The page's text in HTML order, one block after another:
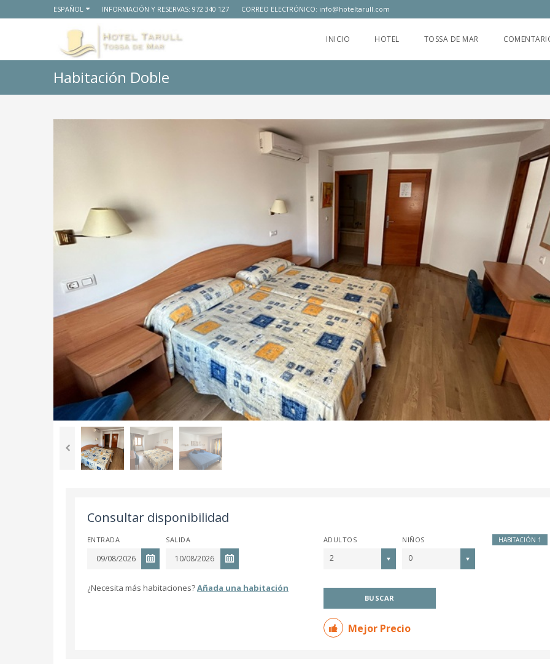
ESPAÑOL INFORMACIÓN Y RESERVAS: 972 340 127 CORREO ELECTRÓNICO: info@hoteltarull.com
INICIO HOTEL TOSSA DE MAR
Habitación Doble
Consultar disponibilidad
ENTRADA SALIDA HABITACIÓN 1
ADULTOS
2
NIÑOS
0
BUSCAR
Mejor Precio
¿Necesita más habitaciones?Añada una habitación